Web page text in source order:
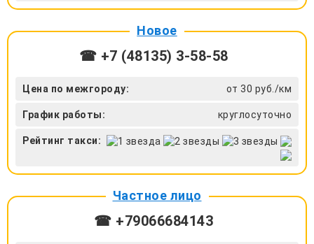
Новое
☎ +7 (48135) 3-58-58
Цена по межгороду: от 30 руб./км
График работы: круглосуточно
Рейтинг такси:
Частное лицо
☎ +79066684143